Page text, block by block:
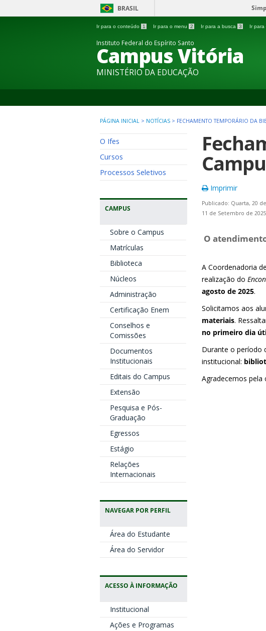
BRASIL
Ir para o conteúdo 1 Ir para o menu 2 Ir para a busca 3 Ir para
Instituto Federal do Espírito Santo
Campus Vitória
MINISTÉRIO DA EDUCAÇÃO
PÁGINA INICIAL > NOTÍCIAS > FECHAMENTO TEMPORÁRIO DA
O Ifes
Cursos
Processos Seletivos
CAMPUS
Sobre o Campus
Matrículas
Biblioteca
Núcleos
Administração
Certificação Enem
Conselhos e
Comissões
Documentos
Institucionais
Editais do Campus
Extensão
Pesquisa e Pós-
Graduação
Egressos
Estágio
Relações
Internacionais
NAVEGAR POR PERFIL
Área do Estudante
Área do Servidor
ACESSO À INFORMAÇÃO
Institucional
Ações e Programas
Imprimir
Publicado: Quarta, 20
11 de Setembro de
O
A Coordenadoria
realização do
agosto de 2025.
Solicitamos aos
materiais.
no primeiro dia
Durante o período
institucional:
Agradecemos